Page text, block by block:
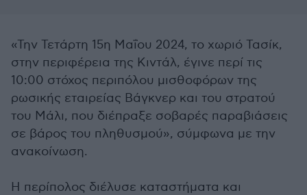
«Την Τετάρτη 15η Μαΐου 2024, το χωριό Τασίκ,
στην περιφέρεια της Κιντάλ, έγινε περί τις
10:00 στόχος περιπόλου μισθοφόρων της
ρωσικής εταιρείας Βάγκνερ και του στρατού
του Μάλι, που διέπραξε σοβαρές παραβιάσεις
σε βάρος του πληθυσμού», σύμφωνα με την
ανακοίνωση.
Η περίπολος διέλυσε καταστήματα και